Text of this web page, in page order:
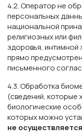
4.2. Оператор не
персональных
национальной
религиозных или
здоровья, интимной
прямо
письменного
4.3. Обработка
(сведений, которые
биологические
которых можно
не